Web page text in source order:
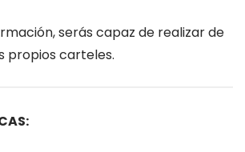
serás capaz de realizar de
propios carteles.